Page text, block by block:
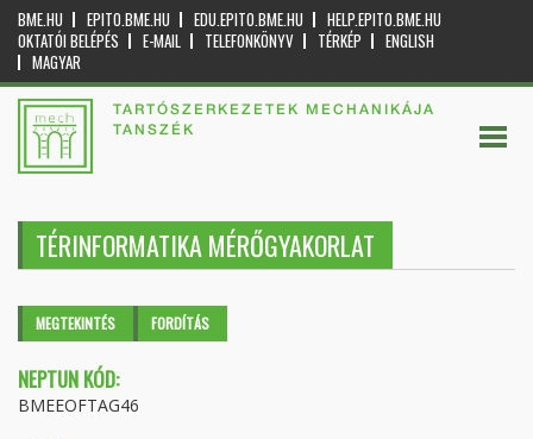
BME.HU EPITO.BME.HU EDU.EPITO.BME.HU
HELP.EPITO.BME.HU
OKTATÓI BELÉPÉS
E-MAIL TELEFONKÖNYV TÉRKÉP
ENGLISH
MAGYAR
TARTÓSZERKEZETEK MECHANIKÁJA
TANSZÉK
TÉRINFORMATIKA MÉRŐGYAKORLAT
Elsődleges fülek
MEGTEKINTÉS (AKTÍVFORDÍTÁS
NEPTUN KÓD:
BMEEOFTAG46